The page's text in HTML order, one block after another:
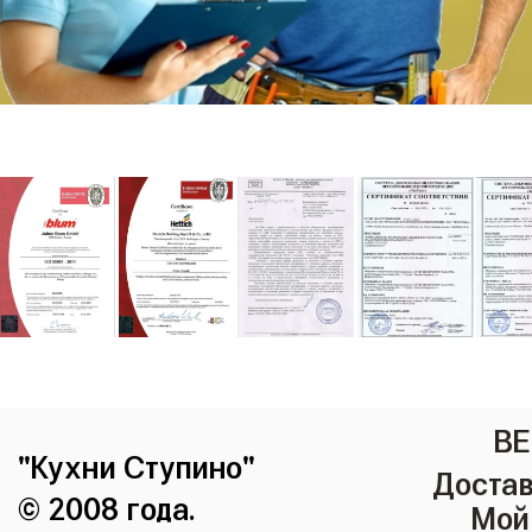
"Кухни Ступино"
© 2008 года.